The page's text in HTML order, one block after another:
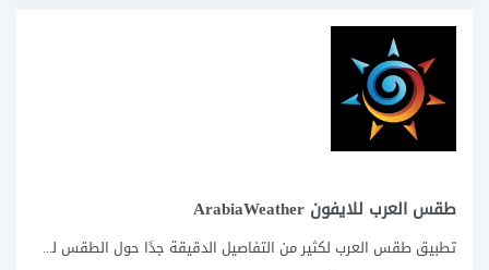
شروحات لاهم أدوات الطقس للايفون.
تحليل لأحدث التطبيقات الشهيرة.
مقارنة مفصلة بين تطبيقات الطقس.
طقس العرب للايفون ArabiaWeather
تطبيق طقس العرب لكثير من التفاصيل الدقيقة جدًا حول الطقس لهذا اليوم تجدها في...